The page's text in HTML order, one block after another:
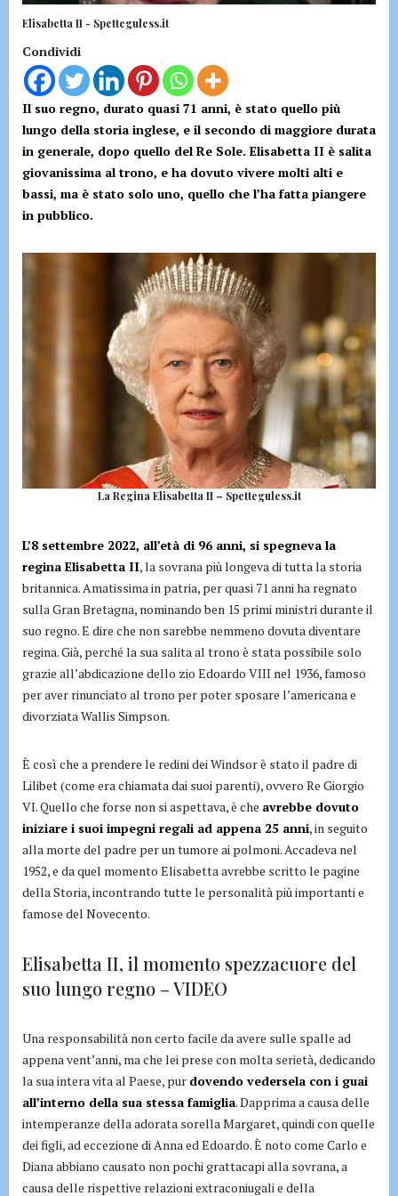
Elisabetta II - Spetteguless.it
Condividi
Il suo regno, durato quasi 71 anni, è stato quello più
lungo della storia inglese, e il secondo di maggiore durata
in generale, dopo quello del Re Sole. Elisabetta II è salita
giovanissima al trono, e ha dovuto vivere molti alti e
bassi, ma è stato solo uno, quello che l’ha fatta piangere
in pubblico.
La Regina Elisabetta II – Spetteguless.it
L’8 settembre 2022, all’età di 96 anni, si spegneva la
regina Elisabetta II, la sovrana più longeva di tutta la storia
britannica. Amatissima in patria, per quasi 71 anni ha regnato
sulla Gran Bretagna, nominando ben 15 primi ministri durante il
suo regno. E dire che non sarebbe nemmeno dovuta diventare
regina. Già, perché la sua salita al trono è stata possibile solo
grazie all’abdicazione dello zio Edoardo VIII nel 1936, famoso
per aver rinunciato al trono per poter sposare l’americana e
divorziata Wallis Simpson.
È così che a prendere le redini dei Windsor è stato il padre di
Lilibet (come era chiamata dai suoi parenti), ovvero Re Giorgio
VI. Quello che forse non si aspettava, è che avrebbe dovuto
iniziare i suoi impegni regali ad appena 25 anni, in seguito
alla morte del padre per un tumore ai polmoni. Accadeva nel
1952, e da quel momento Elisabetta avrebbe scritto le pagine
della Storia, incontrando tutte le personalità più importanti e
famose del Novecento.
Elisabetta II, il momento spezzacuore del
suo lungo regno – VIDEO
Una responsabilità non certo facile da avere sulle spalle ad
appena vent’anni, ma che lei prese con molta serietà, dedicando
la sua intera vita al Paese, pur dovendo vedersela con i guai
all’interno della sua stessa famiglia. Dapprima a causa delle
intemperanze della adorata sorella Margaret, quindi con quelle
dei figli, ad eccezione di Anna ed Edoardo. È noto come Carlo e
Diana abbiano causato non pochi grattacapi alla sovrana, a
causa delle rispettive relazioni extraconiugali e della